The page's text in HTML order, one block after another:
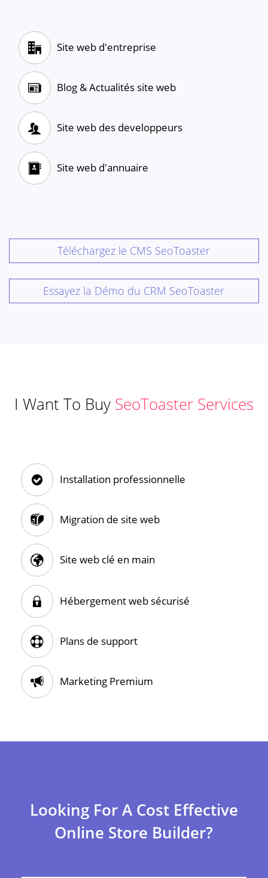
Site web d'entreprise
Blog & Actualités site web
Site web des developpeurs
Site web d'annuaire
Téléchargez le CMS SeoToaster
Essayez la Démo du CRM SeoToaster
I Want To Buy SeoToaster Services
Installation professionnelle
Migration de site web
Site web clé en main
Hébergement web sécurisé
Plans de support
Marketing Premium
Looking For A Cost Effective
Online Store Builder?